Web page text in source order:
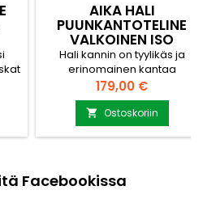
AIKA HALI
PUUNKANTOTELINE
VALKOINEN ISO
Hali kannin on tyylikäs ja
erinomainen kantaa
Materiaalina Merialumiini
Kestävä designtuote. Väri
kiiltävän valkoinen (Pure
White) Laadukas materiaali
takaa, että korroosion jäljet
kolhujenkaan jälkeen –
säilytät kanninta sitten takan
Hinta
179,00 €
 Ostoskoriin
Facebookissa